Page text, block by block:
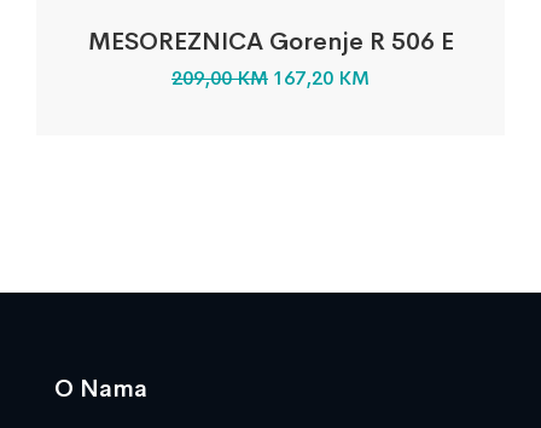
MESOREZNICA Gorenje R 506 E
209,00KM 167,20 KM
O Nama